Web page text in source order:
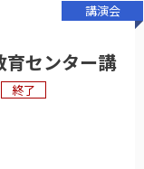
講演会
育センター講
終了